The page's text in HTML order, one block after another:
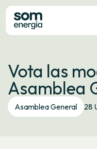
Tarifak
Zerbitzuak
Enpresak
Kooperatiba
Vota las
Asamblea
Asamblea General 28